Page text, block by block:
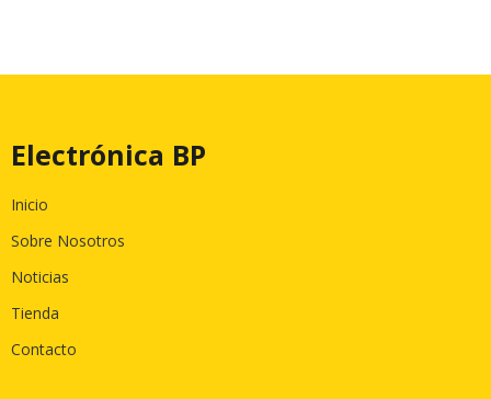
Electrónica BP
Inicio
Sobre Nosotros
Noticias
Tienda
Contacto